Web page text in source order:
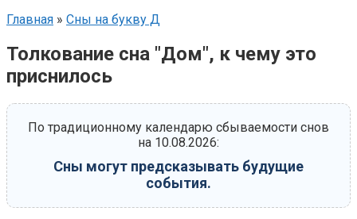
Главная » Сны на букву Д
Толкование сна "Дом", к чему это
приснилось
По традиционному календарю сбываемости снов
на 10.08.2026:
Сны могут предсказывать будущие
события.